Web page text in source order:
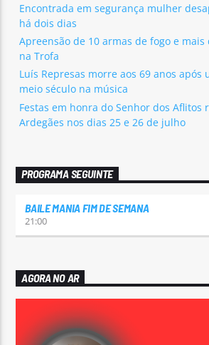
Encontrada em segurança mulher
há dois dias
Apreensão de 10 armas de fogo e mais
na Trofa
Luís Represas morre aos 69 anos após
meio século na música
Festas em honra do Senhor dos Aflitos
Ardegães nos dias 25 e 26 de julho
PROGRAMA SEGUINTE
BAILE MANIA FIM DE SEMANA
21:00
AGORA NO AR